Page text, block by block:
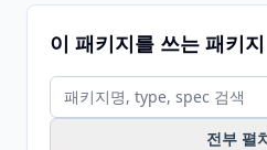
이 패키지를 쓰는 패키지
전부 펼